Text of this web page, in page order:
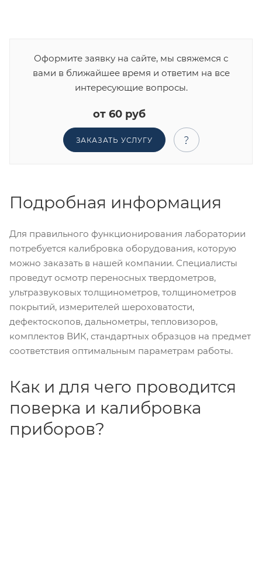
Оформите заявку на сайте, мы свяжемся с
вами в ближайшее время и ответим на все
интересующие вопросы.
от 60 руб
ЗАКАЗАТЬ УСЛУГУ
Подробная информация
Для правильного функционирования лаборатории
потребуется калибровка оборудования, которую
можно заказать в нашей компании. Специалисты
проведут осмотр переносных твердометров,
ультразвуковых толщинометров, толщинометров
покрытий, измерителей шероховатости,
дефектоскопов, дальнометры, тепловизоров,
комплектов ВИК, стандартных образцов на предмет
соответствия оптимальным параметрам работы.
Как и для чего проводится
поверка и калибровка
приборов?